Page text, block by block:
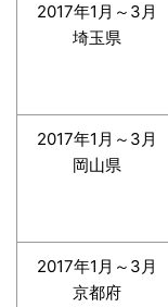
2017年1月～3月
埼玉県
2017年1月～3月
岡山県
2017年1月～3月
京都府